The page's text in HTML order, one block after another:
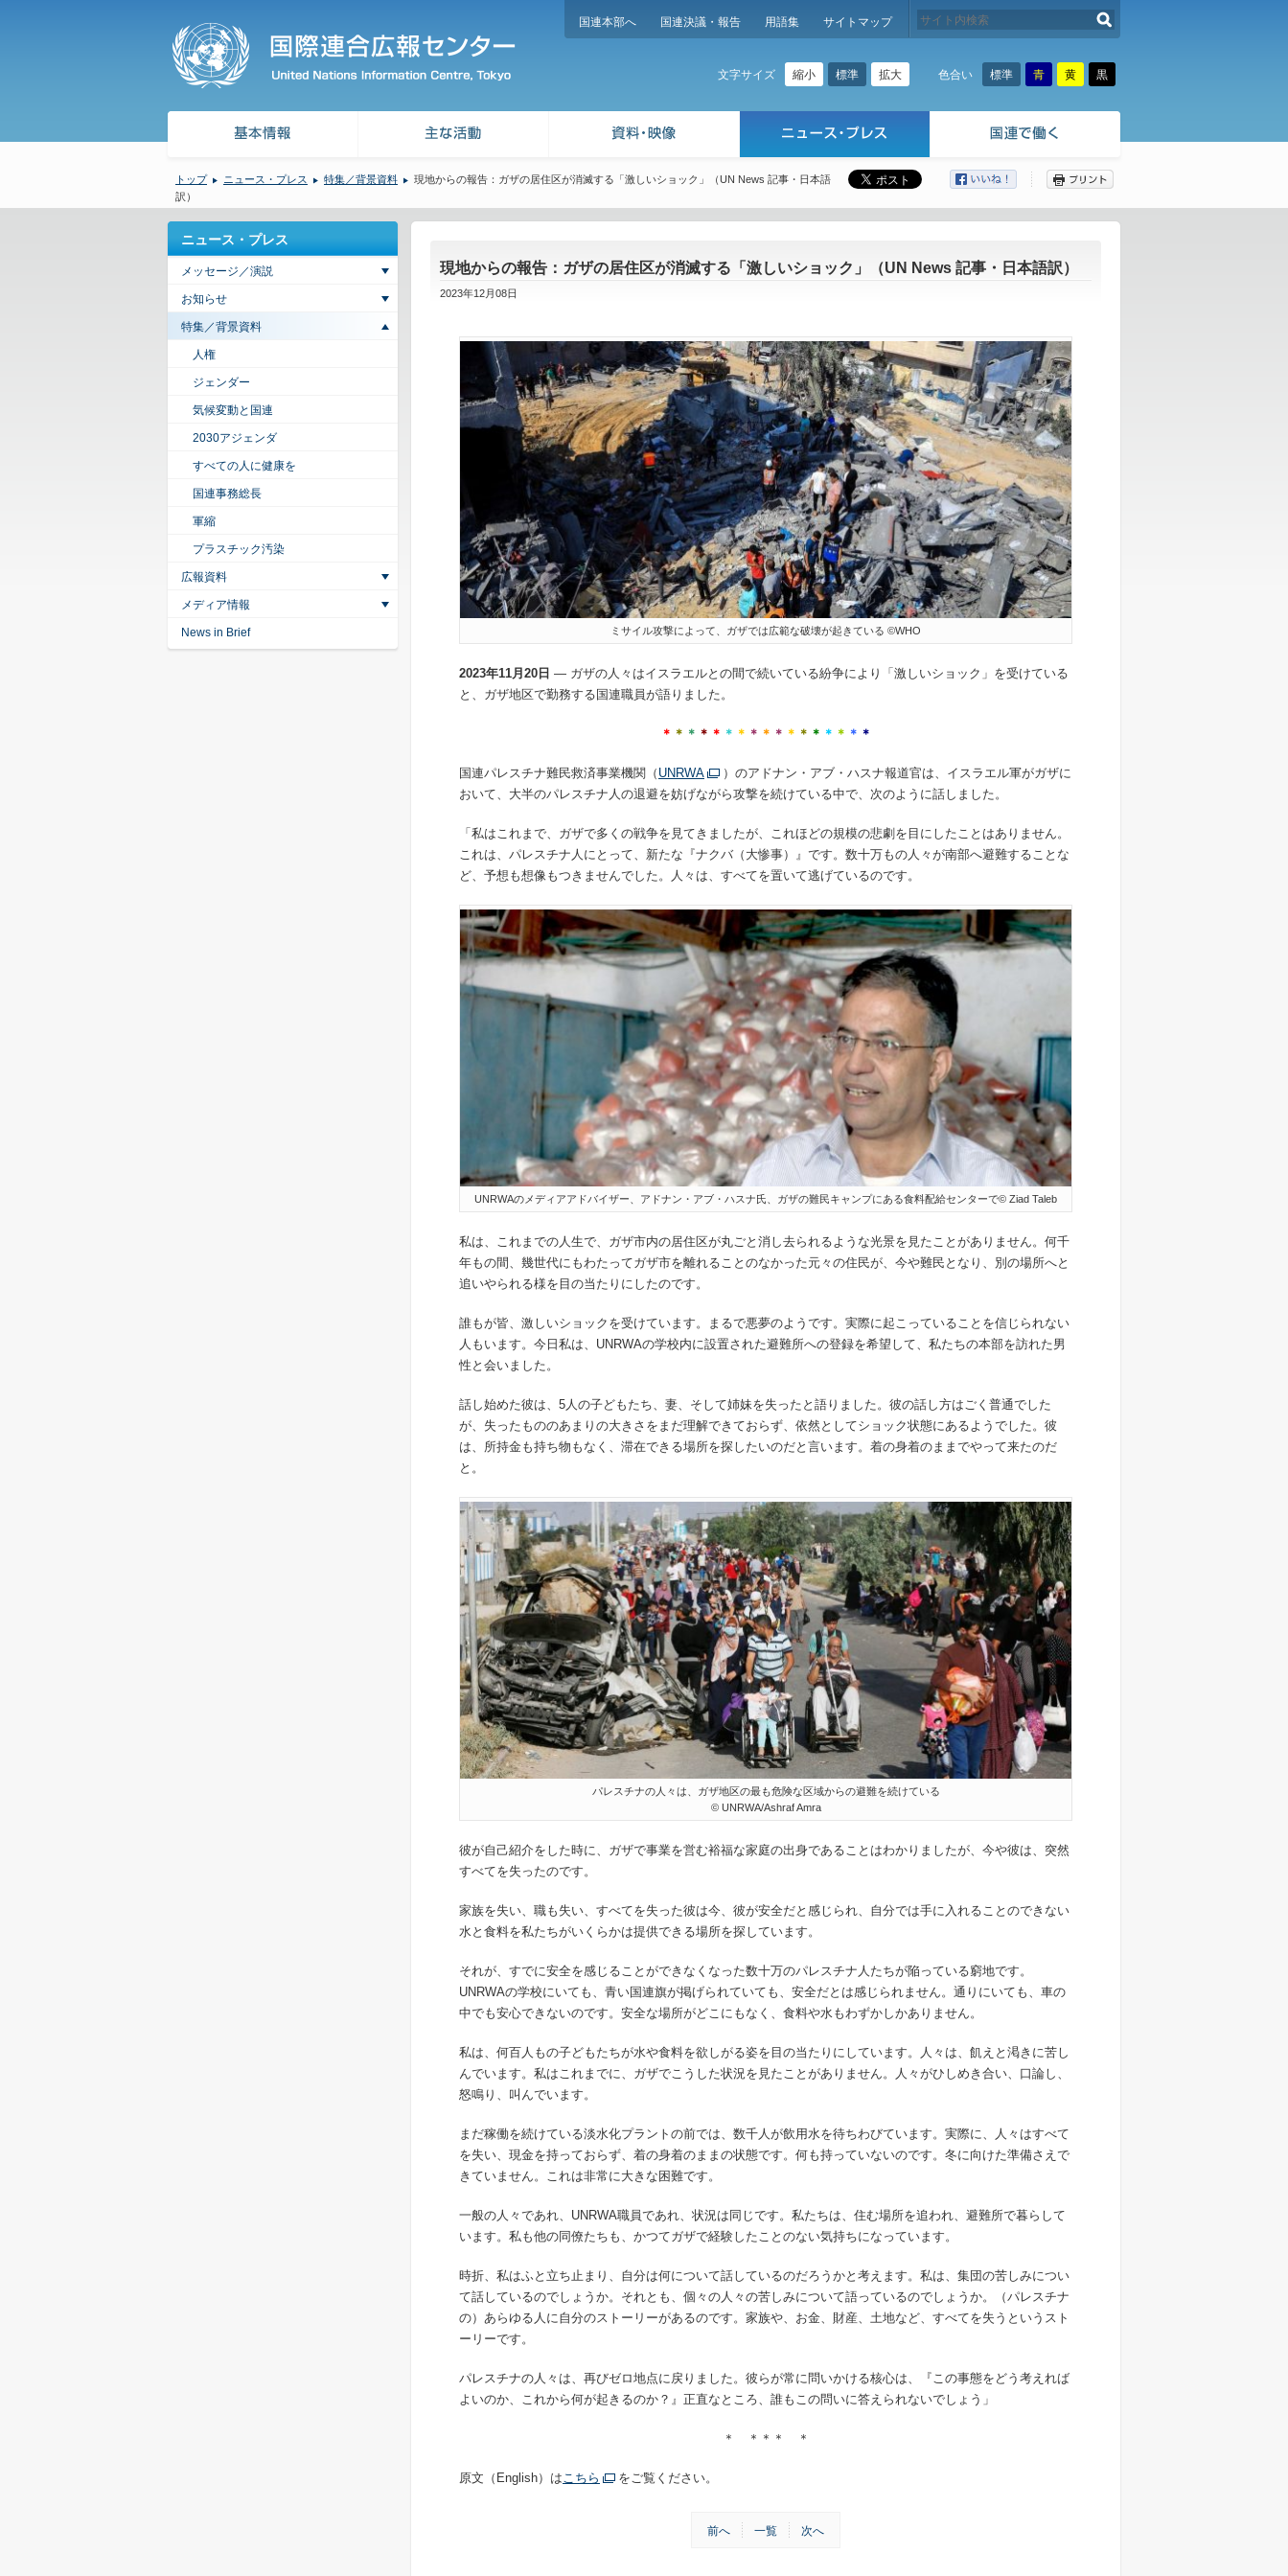
国連本部へ 国連決議・報告 用語集 サイトマップ
文字サイズ 縮小 標準 拡大 色合い 標準 青 黄 黒
トップ ニュース・プレス 特集／背景資料
現地からの報告：ガザの居住区が消滅する「激しいショック」（UN News 記事・日本語
訳）
現地からの報告：ガザの居住区が消滅する「激しいショック」（UN News 記事・日本語訳）
2023年12月08日
ミサイル攻撃によって、ガザでは広範な破壊が起きている ©WHO
2023年11月20日 — ガザの人々はイスラエルとの間で続いている紛争により「激しいショック」を受けている
と、ガザ地区で勤務する国連職員が語りました。
＊ ＊ ＊ ＊ ＊ ＊ ＊ ＊ ＊ ＊ ＊ ＊ ＊ ＊ ＊ ＊ ＊
国連パレスチナ難民救済事業機関（ UNRWA
）のアドナン・アブ・ハスナ報道官は、イスラエル軍がガザに
おいて、大半のパレスチナ人の退避を妨げながら攻撃を続けている中で、次のように話しました。
「私はこれまで、ガザで多くの戦争を見てきましたが、これほどの規模の悲劇を目にしたことはありません。
これは、パレスチナ人にとって、新たな『ナクバ（大惨事）』です。数十万もの人々が南部へ避難することな
ど、予想も想像もつきませんでした。人々は、すべてを置いて逃げているのです。
UNRWAのメディアアドバイザー、アドナン・アブ・ハスナ氏、ガザの難民キャンプにある食料配給センターで© Ziad Taleb
私は、これまでの人生で、ガザ市内の居住区が丸ごと消し去られるような光景を見たことがありません。何千
年もの間、幾世代にもわたってガザ市を離れることのなかった元々の住民が、今や難民となり、別の場所へと
追いやられる様を目の当たりにしたのです。
誰もが皆、激しいショックを受けています。まるで悪夢のようです。実際に起こっていることを信じられない
人もいます。今日私は、UNRWAの学校内に設置された避難所への登録を希望して、私たちの本部を訪れた男
性と会いました。
話し始めた彼は、5人の子どもたち、妻、そして姉妹を失ったと語りました。彼の話し方はごく普通でした
が、失ったもののあまりの大きさをまだ理解できておらず、依然としてショック状態にあるようでした。彼
は、所持金も持ち物もなく、滞在できる場所を探したいのだと言います。着の身着のままでやって来たのだ
と。
パレスチナの人々は、ガザ地区の最も危険な区域からの避難を続けている
© UNRWA/Ashraf Amra
彼が自己紹介をした時に、ガザで事業を営む裕福な家庭の出身であることはわかりましたが、今や彼は、突然
すべてを失ったのです。
家族を失い、職も失い、すべてを失った彼は今、彼が安全だと感じられ、自分では手に入れることのできない
水と食料を私たちがいくらかは提供できる場所を探しています。
それが、すでに安全を感じることができなくなった数十万のパレスチナ人たちが陥っている窮地です。
UNRWAの学校にいても、青い国連旗が掲げられていても、安全だとは感じられません。通りにいても、車の
中でも安心できないのです。安全な場所がどこにもなく、食料や水もわずかしかありません。
私は、何百人もの子どもたちが水や食料を欲しがる姿を目の当たりにしています。人々は、飢えと渇きに苦し
んでいます。私はこれまでに、ガザでこうした状況を見たことがありません。人々がひしめき合い、口論し、
怒鳴り、叫んでいます。
まだ稼働を続けている淡水化プラントの前では、数千人が飲用水を待ちわびています。実際に、人々はすべて
を失い、現金を持っておらず、着の身着のままの状態です。何も持っていないのです。冬に向けた準備さえで
きていません。これは非常に大きな困難です。
一般の人々であれ、UNRWA職員であれ、状況は同じです。私たちは、住む場所を追われ、避難所で暮らして
います。私も他の同僚たちも、かつてガザで経験したことのない気持ちになっています。
時折、私はふと立ち止まり、自分は何について話しているのだろうかと考えます。私は、集団の苦しみについ
て話しているのでしょうか。それとも、個々の人々の苦しみについて語っているのでしょうか。（パレスチナ
の）あらゆる人に自分のストーリーがあるのです。家族や、お金、財産、土地など、すべてを失うというスト
ーリーです。
パレスチナの人々は、再びゼロ地点に戻りました。彼らが常に問いかける核心は、『この事態をどう考えれば
よいのか、これから何が起きるのか？』正直なところ、誰もこの問いに答えられないでしょう」
＊ ＊＊＊ ＊
原文（English）はこちら をご覧ください。
前へ 一覧 次へ
ニュース・プレス
メッセージ／演説
お知らせ
特集／背景資料
人権
ジェンダー
気候変動と国連
2030アジェンダ
すべての人に健康を
国連事務総長
軍縮
プラスチック汚染
広報資料
メディア情報
News in Brief